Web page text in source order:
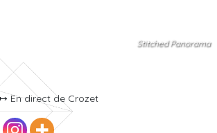
Stitched Panorama
↦ En direct de Crozet